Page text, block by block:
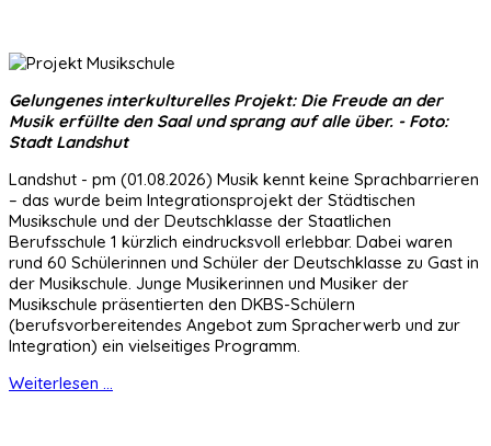
Gelungenes interkulturelles Projekt: Die Freude an der
Musik erfüllte den Saal und sprang auf alle über. - Foto:
Stadt Landshut
Landshut - pm (01.08.2026) Musik kennt keine Sprachbarrieren
– das wurde beim Integrationsprojekt der Städtischen
Musikschule und der Deutschklasse der Staatlichen
Berufsschule 1 kürzlich eindrucksvoll erlebbar. Dabei waren
rund 60 Schülerinnen und Schüler der Deutschklasse zu Gast in
der Musikschule. Junge Musikerinnen und Musiker der
Musikschule präsentierten den DKBS-Schülern
(berufsvorbereitendes Angebot zum Spracherwerb und zur
Integration) ein vielseitiges Programm.
Weiterlesen ...